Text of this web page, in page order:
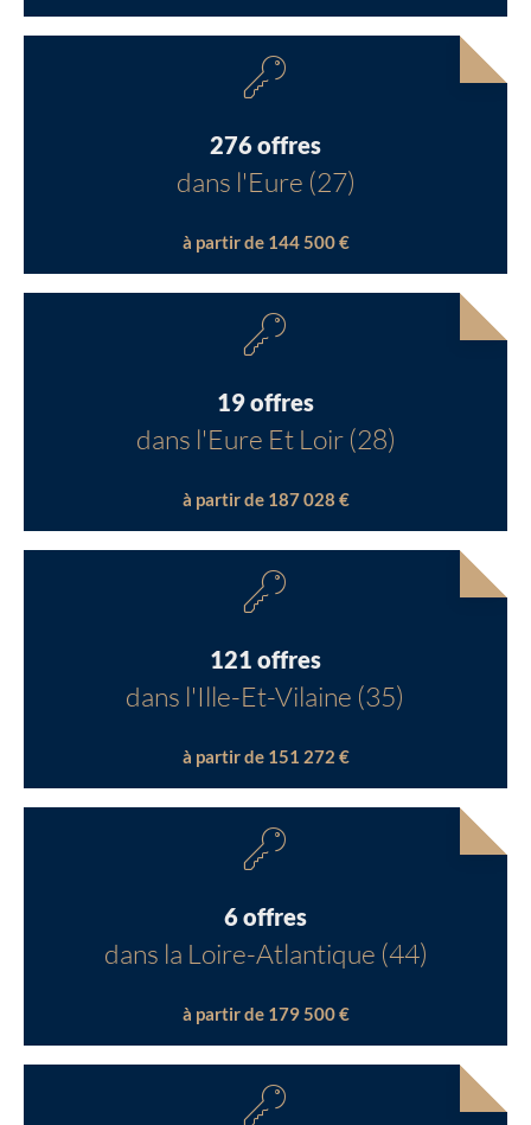
276 offres
dans l'Eure (27)
à partir de 144 500 €
19 offres
dans l'Eure Et Loir (28)
à partir de 187 028 €
121 offres
dans l'Ille-Et-Vilaine (35)
à partir de 151 272 €
6 offres
dans la Loire-Atlantique (44)
à partir de 179 500 €